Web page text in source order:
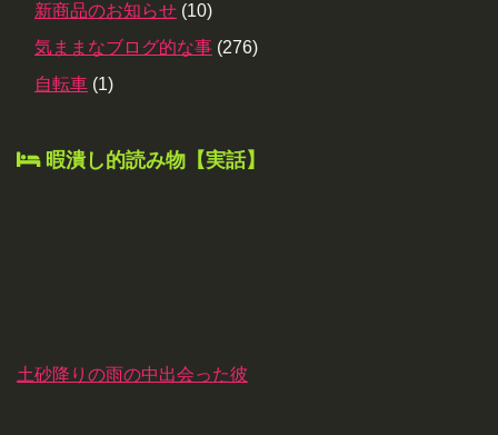
新商品のお知らせ (10)
気ままなブログ的な事 (276)
自転車 (1)
暇潰し的読み物【実話】
土砂降りの雨の中出会った彼